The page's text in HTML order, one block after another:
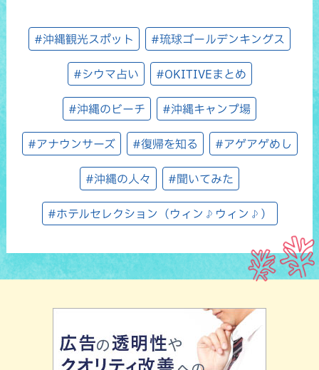
#沖縄観光スポット #琉球ゴールデンキングス
#シウマ占い #OKITIVEまとめ
#沖縄のビーチ #沖縄キャンプ場
#アナウンサーズ #復帰を知る #アゲアゲめし
#沖縄の人々 #聞いてみた
#ホテルセレクション（ウィン♪ウィン♪）